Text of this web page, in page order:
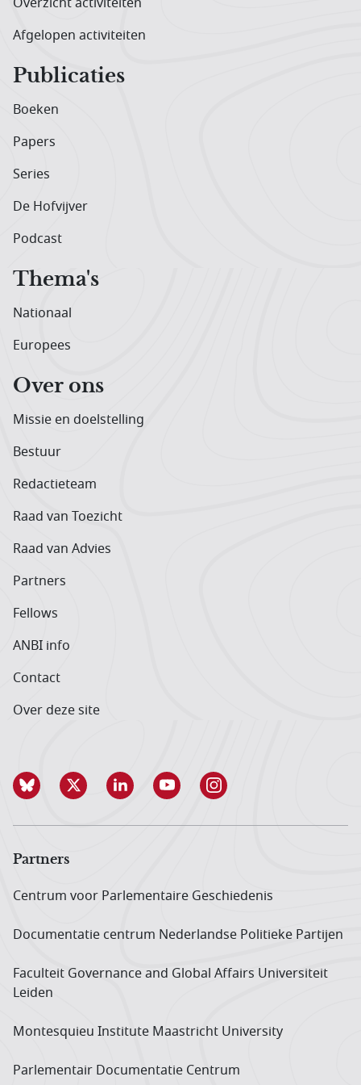
Afgelopen activiteiten
Publicaties
Boeken
Papers
Series
De Hofvijver
Podcast
Thema's
Nationaal
Europees
Over ons
Missie en doelstelling
Bestuur
Redactieteam
Raad van Toezicht
Raad van Advies
Partners
Fellows
ANBI info
Contact
Over deze site
Partners
Centrum voor Parlementaire Geschiedenis
Documentatie centrum Neder­landse Politieke Partijen
Faculteit Governance and Global Affairs Universiteit
Leiden
Montesquieu Institute Maastricht University
Parlementair Documentatie Centrum